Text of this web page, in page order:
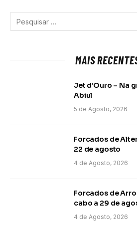
MAIS
Jet d’Ouro – Na
Abiul
5 de Agosto, 2026
Forcados de
22 de agosto
4 de Agosto, 2026
Forcados de
cabo a 29 de
4 de Agosto, 2026